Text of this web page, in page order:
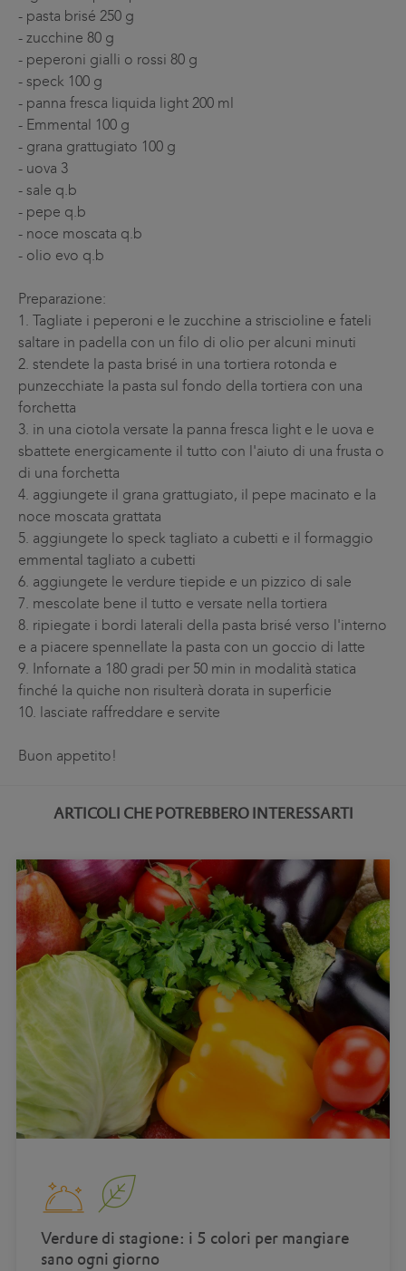
- pasta brisé 250 g
- zucchine 80 g
- peperoni gialli o rossi 80 g
- speck 100 g
- panna fresca liquida light 200 ml
- Emmental 100 g
- grana grattugiato 100 g
- uova 3
- sale q.b
- pepe q.b
- noce moscata q.b
- olio evo q.b
Preparazione:
1. Tagliate i peperoni e le zucchine a striscioline e fateli
saltare in padella con un filo di olio per alcuni minuti
2. stendete la pasta brisé in una tortiera rotonda e
punzecchiate la pasta sul fondo della tortiera con una
forchetta
3. in una ciotola versate la panna fresca light e le uova e
sbattete energicamente il tutto con l'aiuto di una frusta o
di una forchetta
4. aggiungete il grana grattugiato, il pepe macinato e la
noce moscata grattata
5. aggiungete lo speck tagliato a cubetti e il formaggio
emmental tagliato a cubetti
6. aggiungete le verdure tiepide e un pizzico di sale
7. mescolate bene il tutto e versate nella tortiera
8. ripiegate i bordi laterali della pasta brisé verso l'interno
e a piacere spennellate la pasta con un goccio di latte
9. Infornate a 180 gradi per 50 min in modalità statica
finché la quiche non risulterà dorata in superficie
10. lasciate raffreddare e servite
Buon appetito!
ARTICOLI CHE POTREBBERO INTERESSARTI
Verdure di stagione: i 5 colori per mangiare
sano ogni giorno